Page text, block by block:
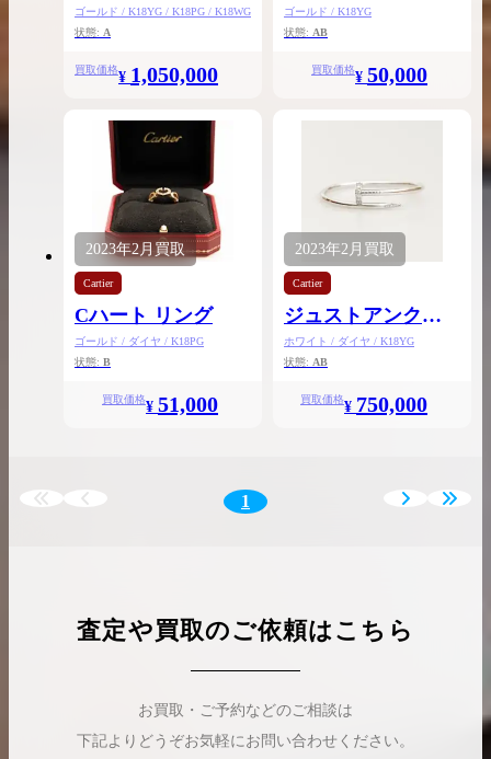
レス TRINITY FOR
CHITOSE ABE of
sacai
ゴールド / K18YG / K18PG / K18WG
状態: A
買取価格¥ 1,050,000
ゴールド / K18YG
状態: AB
買取価格¥ 50,000
2023年2月買取
Cartier
Cハート リング
ゴールド / ダイヤ / K18PG
状態: B
買取価格¥ 51,000
2023年2月 買取
Cartier
ジュストアンクル
ブレスレット
ホワイト / ダイヤ / K18YG
状態: AB
買取価格¥ 750,000
1
査定や買取のご依頼はこちら
お買取・ご予約などのご相談は
下記よりどうぞお気軽にお問い合わせください。